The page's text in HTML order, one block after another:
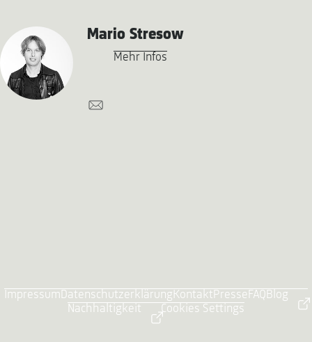
Mario Stresow
Mehr Infos
ImpressumDatenschutzerklärungKontaktPresse FAQBlog
Nachhaltigkeit
Cookies Settings